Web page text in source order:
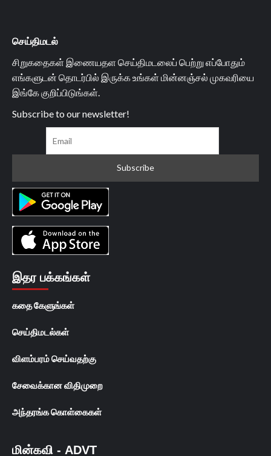
செய்திமடல்
சிறுகதைகள் இணையதள செய்திமடலைப் பெற்று எப்போதும்
எங்களுடன் தொடர்பில் இருக்க உங்கள் மின்னஞ்சல் முகவரியை
இங்கே குறிப்பிடுங்கள்.
Subscribe to our newsletter!
இதர பக்கங்கள்
கதை கேளுங்கள்
செய்திமடல்கள்
விளம்பரம் செய்வதற்கு
சேவைக்கான விதிமுறை
அந்தரங்க கொள்கைகள்
மின்கவி - ADVT